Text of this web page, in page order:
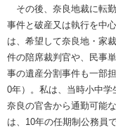
その後、奈良地裁に転
事件と破産又は執行を中
は、希望して奈良地・家
件の陪席裁判官や、民事
事の遺産分割事件も一部
0年）。私は、当時小中学
奈良の官舎から通勤可能
は、10年の任期制公務員